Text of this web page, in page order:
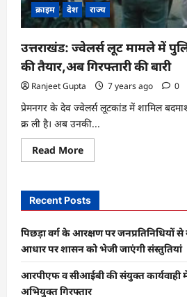
क्राइम देश राज्य
उत्तराखंड: ज्वेलर्स लूट मामले में
की तैयार,अब गिरफ्तारी की बारी
Ranjeet Gupta 7 years ago 0
प्रेमनगर के देव ज्वेलर्स लूटकांड में शामिल
क्र ली है। अब उनकी...
Read MoreRead
more
ज्वेलर्स
लूट
मामले
ने
लुटेरों
की
कुंडली
की
तैयार,अब
Recent Posts
पिछड़ा वर्ग के आरक्षण पर जनप्रतिनिधियों
आधार पर शासन को भेजी जाएंगी संस्तुतियां
आरपीएफ व सीआईबी की संयुक्त
अभियुक्त गिरफ्तार